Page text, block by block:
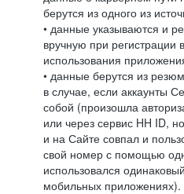
берутся из одного из
• данные указываются и
вручную при регистрации
использования
• данные берутся из
в случае, если аккаунты
собой (произошла
или через сервис HH ID,
и на Сайте совпал и
свой номер с помощью
использовался
мобильных приложениях).